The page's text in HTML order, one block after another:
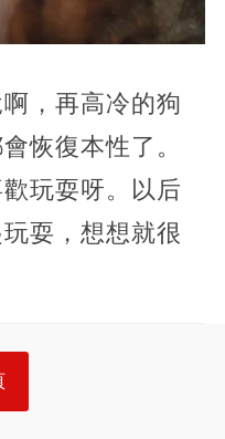
，再高冷的狗
恢復本性了。
玩耍呀。以后
耍，想想就很